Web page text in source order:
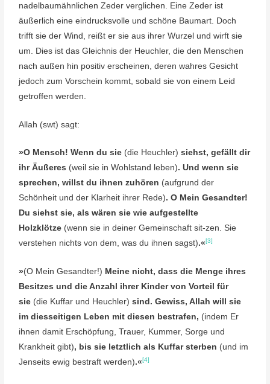
nadelbaumähnlichen Zeder verglichen. Eine Zeder ist
äußerlich eine eindrucksvolle und schöne Baumart. Doch
trifft sie der Wind, reißt er sie aus ihrer Wurzel und wirft sie
um. Dies ist das Gleichnis der Heuchler, die den Menschen
nach außen hin positiv erscheinen, deren wahres Gesicht
jedoch zum Vorschein kommt, sobald sie von einem Leid
getroffen werden.
Allah (swt) sagt:
»O Mensch! Wenn du sie (die Heuchler)siehst, gefällt dir
ihr Äußeres (weil sie in Wohlstand leben). Und wenn sie
sprechen, willst du ihnen zuhören (aufgrund der
Schönheit und der Klarheit ihrer Rede). O Mein Gesandter!
Du siehst sie, als wären sie wie aufgestellte
Holzklötze (wenn sie in deiner Gemeinschaft sit-zen. Sie
verstehen nichts von dem, was du ihnen sagst).«[3]
»(O Mein Gesandter!) Meine nicht, dass die Menge ihres
Besitzes und die Anzahl ihrer Kinder von Vorteil für
sie (die Kuffar und Heuchler)sind. Gewiss, Allah will sie
im diesseitigen Leben mit diesen bestrafen, (indem Er
ihnen damit Erschöpfung, Trauer, Kummer, Sorge und
Krankheit gibt), bis sie letztlich als Kuffar sterben (und im
Jenseits ewig bestraft werden).«[4]